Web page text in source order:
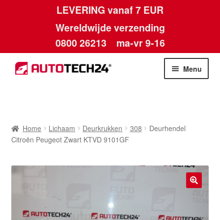
LEVERING vanaf 7 EUR
Wereldwijde verzending
0800 26213 ma-vr 9-16
Skip
to
Skip
to
Menu
Betalingen
Home Lichaam Deurkrukken 308
Deurhendel
Citroën Peugeot Zwart KTVD 9101GF